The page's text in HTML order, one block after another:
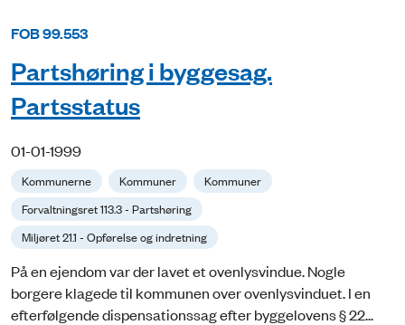
FOB 99.553
Partshøring i byggesag.
Partsstatus
01-01-1999
Kommunerne Kommuner
Kommuner
Forvaltningsret 113.3 - Partshøring
Miljøret 21.1 - Opførelse og indretning
På en ejendom var der lavet et ovenlysvindue. Nogle
borgere klagede til kommunen over ovenlysvinduet. I en
efterfølgende dispensationssag efter byggelovens § 22...